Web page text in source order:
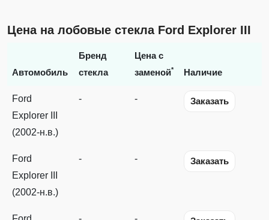
Цена на лобовые стекла Ford Explorer III
Автомобиль
Бренд
стекла
Цена с
заменой* Наличие
Ford
Explorer III
(2002-н.в.)
- - Заказать
Ford
Explorer III
(2002-н.в.)
- - Заказать